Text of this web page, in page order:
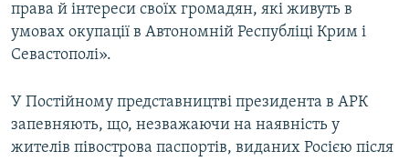
права й інтереси своїх громадян, які живуть в
умовах окупації в Автономній Республіці Крим і
Севастополі».
У Постійному представництві президента в АРК
запевняють, що, незважаючи на наявність у
жителів півострова паспортів, виданих Росією після